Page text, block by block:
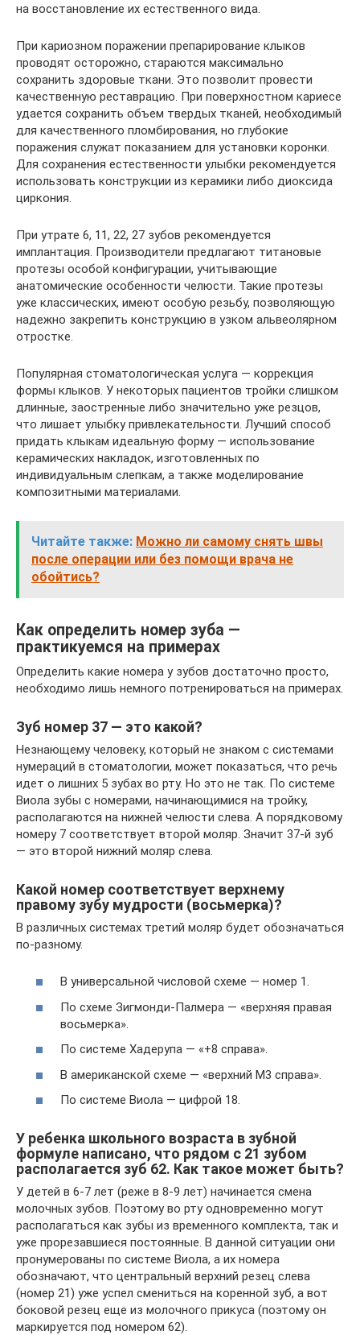
на восстановление их естественного вида.
При кариозном поражении препарирование клыков
проводят осторожно, стараются максимально
сохранить здоровые ткани. Это позволит провести
качественную реставрацию. При поверхностном кариесе
удается сохранить объем твердых тканей, необходимый
для качественного пломбирования, но глубокие
поражения служат показанием для установки коронки.
Для сохранения естественности улыбки рекомендуется
использовать конструкции из керамики либо диоксида
циркония.
При утрате 6, 11, 22, 27 зубов рекомендуется
имплантация. Производители предлагают титановые
протезы особой конфигурации, учитывающие
анатомические особенности челюсти. Такие протезы
уже классических, имеют особую резьбу, позволяющую
надежно закрепить конструкцию в узком альвеолярном
отростке.
Популярная стоматологическая услуга — коррекция
формы клыков. У некоторых пациентов тройки слишком
длинные, заостренные либо значительно уже резцов,
что лишает улыбку привлекательности. Лучший способ
придать клыкам идеальную форму — использование
керамических накладок, изготовленных по
индивидуальным слепкам, а также моделирование
композитными материалами.
Читайте также: Можно ли самому снять швы
после операции или без помощи врача не
обойтись?
Как определить номер зуба —
практикуемся на примерах
Определить какие номера у зубов достаточно просто,
необходимо лишь немного потренироваться на примерах.
Зуб номер 37 — это какой?
Незнающему человеку, который не знаком с системами
нумераций в стоматологии, может показаться, что речь
идет о лишних 5 зубах во рту. Но это не так. По системе
Виола зубы с номерами, начинающимися на тройку,
располагаются на нижней челюсти слева. А порядковому
номеру 7 соответствует второй моляр. Значит 37-й зуб
— это второй нижний моляр слева.
Какой номер соответствует верхнему
правому зубу мудрости (восьмерка)?
В различных системах третий моляр будет обозначаться
по-разному.
В универсальной числовой схеме — номер 1.
По схеме Зигмонди-Палмера — «верхняя правая
восьмерка».
По системе Хадерупа — «+8 справа».
В американской схеме — «верхний М3 справа».
По системе Виола — цифрой 18.
У ребенка школьного возраста в зубной
формуле написано, что рядом с 21 зубом
располагается зуб 62. Как такое может быть?
У детей в 6-7 лет (реже в 8-9 лет) начинается смена
молочных зубов. Поэтому во рту одновременно могут
располагаться как зубы из временного комплекта, так и
уже прорезавшиеся постоянные. В данной ситуации они
пронумерованы по системе Виола, а их номера
обозначают, что центральный верхний резец слева
(номер 21) уже успел смениться на коренной зуб, а вот
боковой резец еще из молочного прикуса (поэтому он
маркируется под номером 62).